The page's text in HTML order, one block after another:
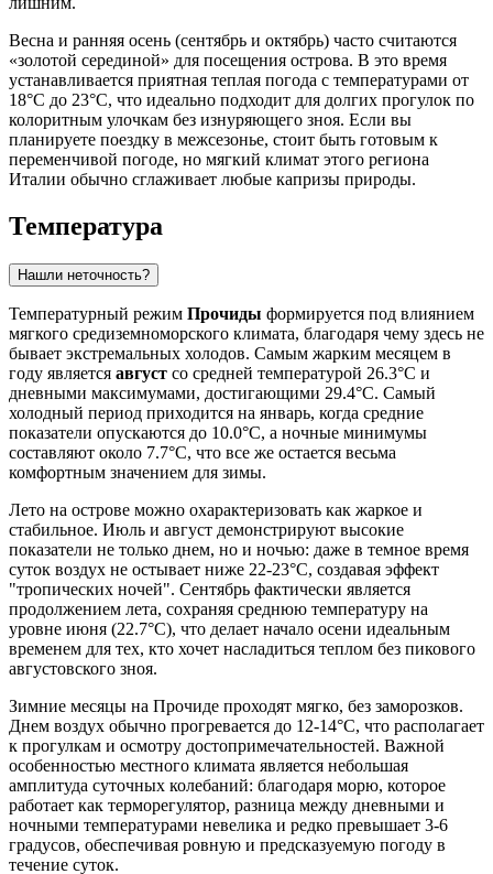
Весна и ранняя осень (сентябрь и октябрь) часто считаются
«золотой серединой» для посещения острова. В это время
устанавливается приятная теплая погода с температурами от
18°C до 23°C, что идеально подходит для долгих прогулок по
колоритным улочкам без изнуряющего зноя. Если вы
планируете поездку в межсезонье, стоит быть готовым к
переменчивой погоде, но мягкий климат этого региона
Италии обычно сглаживает любые капризы природы.
Температура
Нашли неточность?
Температурный режим Прочиды формируется под влиянием
мягкого средиземноморского климата, благодаря чему здесь не
бывает экстремальных холодов. Самым жарким месяцем в
году является август со средней температурой 26.3°C и
дневными максимумами, достигающими 29.4°C. Самый
холодный период приходится на январь, когда средние
показатели опускаются до 10.0°C, а ночные минимумы
составляют около 7.7°C, что все же остается весьма
комфортным значением для зимы.
Лето на острове можно охарактеризовать как жаркое и
стабильное. Июль и август демонстрируют высокие
показатели не только днем, но и ночью: даже в темное время
суток воздух не остывает ниже 22-23°C, создавая эффект
"тропических ночей". Сентябрь фактически является
продолжением лета, сохраняя среднюю температуру на
уровне июня (22.7°C), что делает начало осени идеальным
временем для тех, кто хочет насладиться теплом без пикового
августовского зноя.
Зимние месяцы на Прочиде проходят мягко, без заморозков.
Днем воздух обычно прогревается до 12-14°C, что располагает
к прогулкам и осмотру достопримечательностей. Важной
особенностью местного климата является небольшая
амплитуда суточных колебаний: благодаря морю, которое
работает как терморегулятор, разница между дневными и
ночными температурами невелика и редко превышает 3-6
градусов, обеспечивая ровную и предсказуемую погоду в
течение суток.